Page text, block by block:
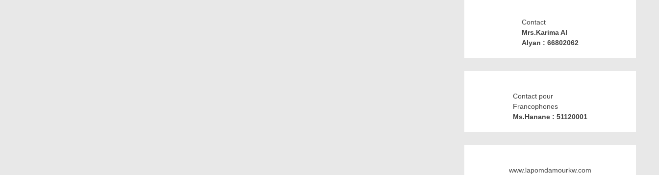
Contact
Mrs.Karima Al
Alyan : 66802062
Contact pour
Francophones
Ms.Hanane : 51120001
www.lapomdamourkw.com